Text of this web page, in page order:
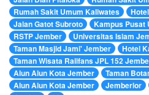
Rumah Sakit Umum Kaliwates
Jalan Gatot Subroto
Kampus Pusat
RSTP Jember
Universitas Islam
Taman Masjid Jami' Jember
Hotel
Taman Wisata Railfans JPL 152
Alun Alun Kota Jember
Taman
Alun Alun Kota Jember
Jemberlor